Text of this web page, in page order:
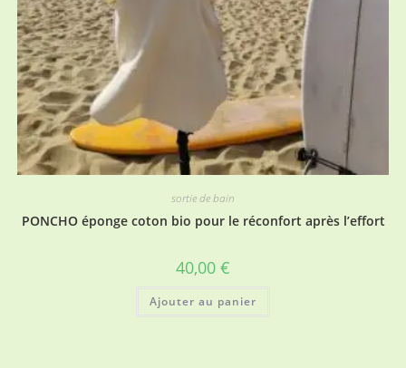
sortie de bain
PONCHO éponge coton bio pour le réconfort après l’effort
40,00 €
Ajouter au panier